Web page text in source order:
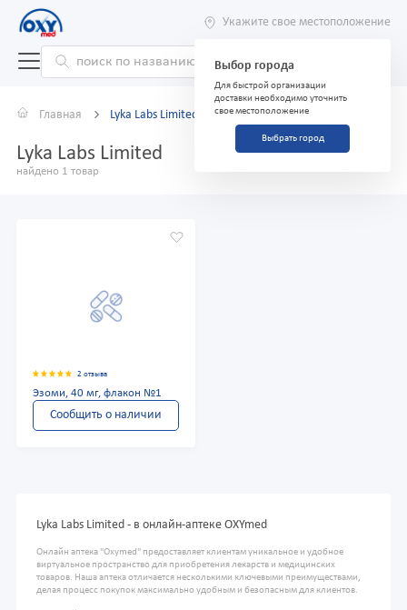
Укажите свое местоположение
Выбор города
Для быстрой организации
доставки необходимо уточнить
свое местоположение
Выбрать город
Главная Lyka Labs Limited
Lyka Labs Limited
найдено 1 товар
2 отзыва
Эзоми, 40 мг, флакон №1
Сообщить о наличии
Lyka Labs Limited - в онлайн-аптеке OXYmed
Онлайн аптека "Oxymed" предоставляет клиентам уникальное и удобное
виртуальное пространство для приобретения лекарств и медицинских
товаров. Наша аптека отличается несколькими ключевыми преимуществами,
делая процесс покупок максимально удобным и безопасным для клиентов.